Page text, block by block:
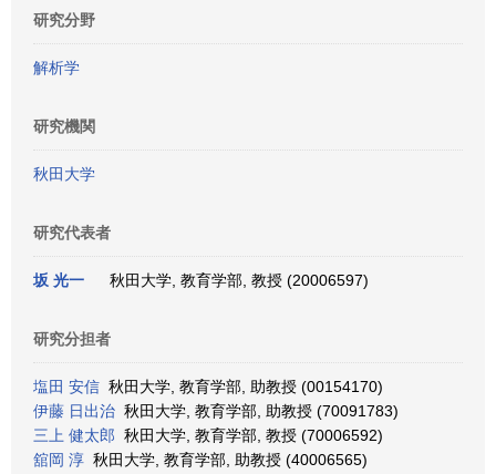
研究分野
解析学
研究機関
秋田大学
研究代表者
坂 光一 秋田大学, 教育学部, 教授 (20006597)
研究分担者
塩田 安信 秋田大学, 教育学部, 助教授 (00154170)
伊藤 日出治 秋田大学, 教育学部, 助教授 (70091783)
三上 健太郎 秋田大学, 教育学部, 教授 (70006592)
舘岡 淳 秋田大学, 教育学部, 助教授 (40006565)